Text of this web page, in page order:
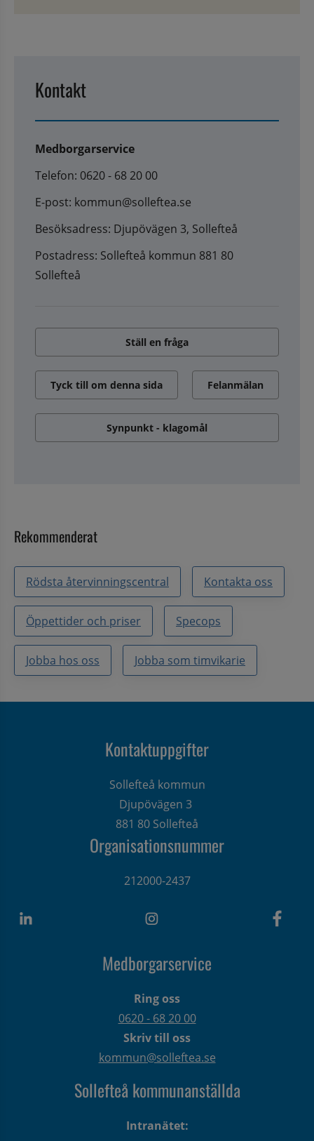
Kontakt
Medborgarservice
Telefon: 0620 - 68 20 00
E-post: kommun@solleftea.se
Besöksadress: Djupövägen 3, Sollefteå
Postadress: Sollefteå kommun 881 80
Sollefteå
Ställ en fråga
Tyck till om denna sida Felanmälan
Synpunkt - klagomål
Rekommenderat
Rödsta återvinningscentral Kontakta oss
Öppettider och priser Specops
Jobba hos oss Jobba som timvikarie
Kontaktuppgifter
Sollefteå kommun
Djupövägen 3
881 80 Sollefteå
Organisationsnummer
212000-2437
Medborgarservice
Ring oss
0620 - 68 20 00
Skriv till oss
kommun@solleftea.se
Sollefteå kommunanställda
Intranätet: